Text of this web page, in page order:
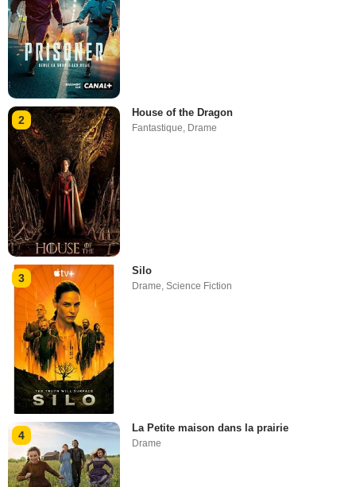
2
House of the Dragon
Fantastique, Drame
3
Silo
Drame ,Science Fiction
4
La Petite maison dans la prairie
Drame